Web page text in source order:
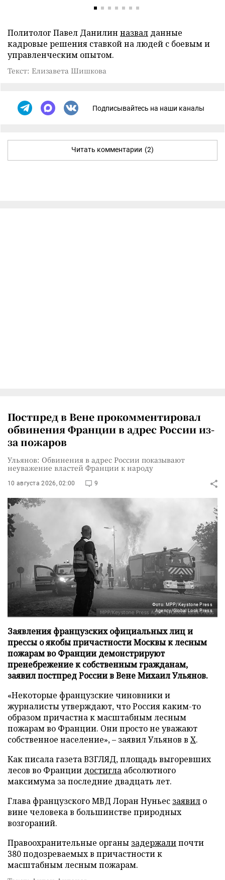
Политолог Павел Данилин назвал данные
кадровые решения ставкой на людей с боевым и
управленческим опытом.
Текст: Елизавета Шишкова
Подписывайтесь на наши каналы
Читать комментарии (2)
Постпред в Вене прокомментировал
обвинения Франции в адрес России из-
за пожаров
Ульянов: Обвинения в адрес России показывают
неуважение властей Франции к народу
10 августа 2026, 02:00 9
Фото: MPP/Keystone Press
Agency/Global Look Press
Заявления французских официальных лиц и
прессы о якобы причастности Москвы к лесным
пожарам во Франции демонстрируют
пренебрежение к собственным гражданам,
заявил постпред России в Вене Михаил Ульянов.
«Некоторые французские чиновники и
журналисты утверждают, что Россия каким-то
образом причастна к масштабным лесным
пожарам во Франции. Они просто не уважают
собственное население», – заявил Ульянов в X.
Как писала газета ВЗГЛЯД, площадь выгоревших
лесов во Франции достигла абсолютного
максимума за последние двадцать лет.
Глава французского МВД Лоран Нуньес заявил о
вине человека в большинстве природных
возгораний.
Правоохранительные органы задержалипочти
380 подозреваемых в причастности к
масштабным лесным пожарам.